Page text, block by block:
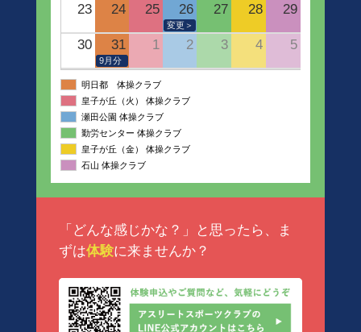
23 24 25 26 27 28 29
変更＞
30 31 1 2 3 4 5
9月分
明日都 体操クラブ
皇子が丘（火） 体操クラブ
瀬田公園 体操クラブ
勤労センター 体操クラブ
皇子が丘（金） 体操クラブ
石山 体操クラブ
「どんな感じかな？」と思ったら、ま
ずは体験に来ませんか？